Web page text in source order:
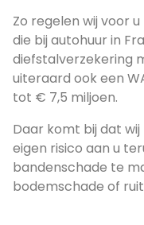
Zo regelen wij voor
die bij autohuur in
diefstalverzekering
uiteraard ook een
tot € 7,5 miljoen.
Daar komt bij dat
eigen risico aan u
bandenschade te
bodemschade of